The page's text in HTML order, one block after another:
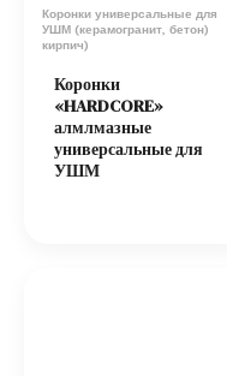
Коронки универсальные для
УШМ (керамогранит, бетон)
кирпич)
Коронки
«HARDCORE»
алмлмазные
универсальные для
УШМ